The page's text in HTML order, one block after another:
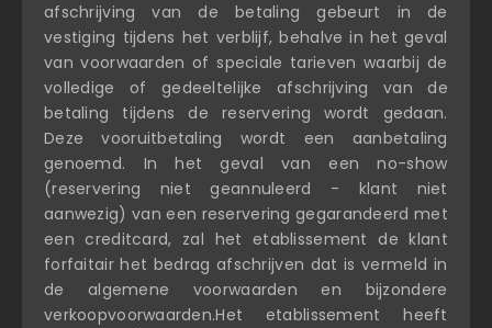
afschrijving van de betaling gebeurt in de
vestiging tijdens het verblijf, behalve in het geval
van voorwaarden of speciale tarieven waarbij de
volledige of gedeeltelijke afschrijving van de
betaling tijdens de reservering wordt gedaan.
Deze vooruitbetaling wordt een aanbetaling
genoemd. In het geval van een no-show
(reservering niet geannuleerd - klant niet
aanwezig) van een reservering gegarandeerd met
een creditcard, zal het etablissement de klant
forfaitair het bedrag afschrijven dat is vermeld in
de algemene voorwaarden en bijzondere
verkoopvoorwaarden.Het etablissement heeft